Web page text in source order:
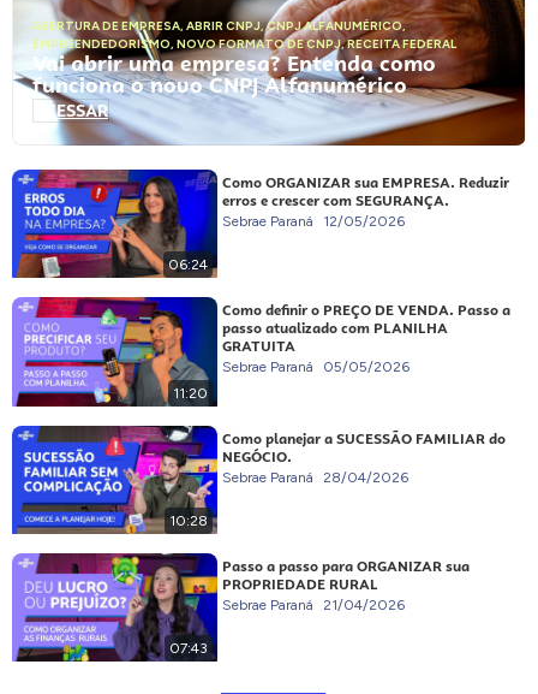
ABERTURA DE EMPRESA, ABRIR CNPJ,CNPJ ALFANUMÉRICO,
EMPREENDEDORISMO, NOVO FORMATO DE CNPJ,RECEITA FEDERAL
Vai abrir uma empresa? Entenda como
funciona o novo CNPJ Alfanumérico
ACESSAR
06:24
Como ORGANIZAR sua EMPRESA. Reduzir
erros e crescer com SEGURANÇA.
Sebrae Paraná 12/05/2026
11:20
Como definir o PREÇO DE VENDA. Passo a
passo atualizado com PLANILHA
GRATUITA
Sebrae Paraná 05/05/2026
10:28
Como planejar a SUCESSÃO FAMILIAR do
NEGÓCIO.
Sebrae Paraná 28/04/2026
07:43
Passo a passo para ORGANIZAR sua
PROPRIEDADE RURAL
Sebrae Paraná 21/04/2026